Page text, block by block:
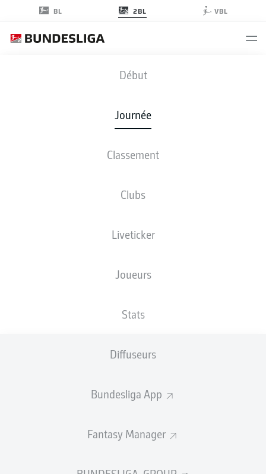
BL 2BL VBL
Début
Journée
Classement
Clubs
Liveticker
Joueurs
Stats
Diffuseurs
Bundesliga App
Fantasy Manager
WOB - FCK
COMPOSITIONS STATISTIQUES
Les compositions seront annoncées